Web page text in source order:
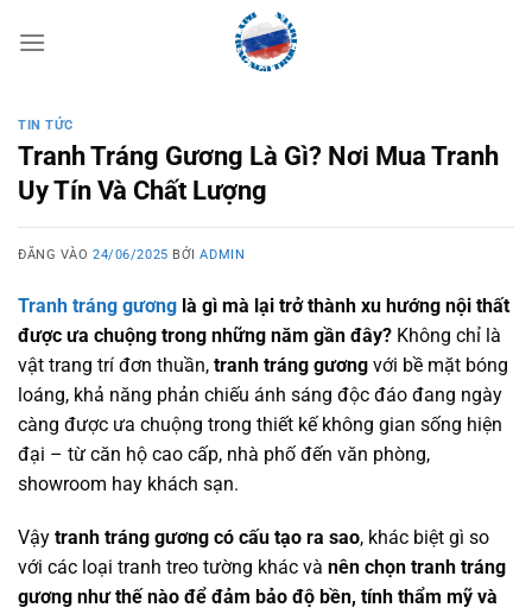
qua
TIN TỨC
Tranh Tráng Gương Là Gì? Nơi Mua Tranh
Uy Tín Và Chất Lượng
ĐĂNG VÀO24/06/2025 BỞIADMIN
Tranh tráng gương là gì mà lại trở thành xu hướng nội thất
được ưa chuộng trong những năm gần đây? Không chỉ là
vật trang trí đơn thuần, tranh tráng gương với bề mặt bóng
loáng, khả năng phản chiếu ánh sáng độc đáo đang ngày
càng được ưa chuộng trong thiết kế không gian sống hiện
đại – từ căn hộ cao cấp, nhà phố đến văn phòng,
showroom hay khách sạn.
Vậy tranh tráng gương có cấu tạo ra sao, khác biệt gì so
với các loại tranh treo tường khác và nên chọn tranh tráng
gương như thế nào để đảm bảo độ bền, tính thẩm mỹ và